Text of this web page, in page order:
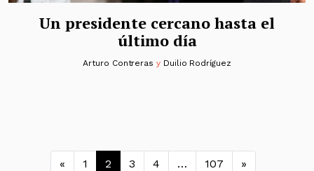
Un presidente cercano hasta el
último día
Arturo Contreras y Duilio Rodríguez
Navegación de entradas
« 1 2 3 4 … 107 »